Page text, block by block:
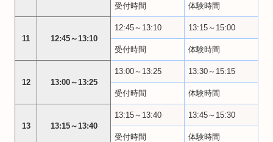
受付時間 体験時間
11 12:45～13:10
12:45～13:10 13:15～15:00
受付時間 体験時間
12 13:00～13:25
13:00～13:25 13:30～15:15
受付時間 体験時間
13 13:15～13:40
13:15～13:40 13:45～15:30
受付時間 体験時間